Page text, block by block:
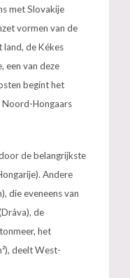
met Slovakije
vormen van de
land, de Kékes
een van deze
begint het
Noord-Hongaars
de belangrijkste
Andere
die eveneens van
de
het
deelt West-